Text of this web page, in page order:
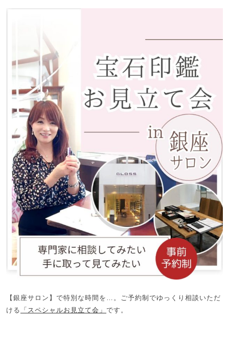
【銀座サロン】で特別な時間を…。ご予約制でゆっくり相談いただ
ける 「スペシャルお見立て会」 です。